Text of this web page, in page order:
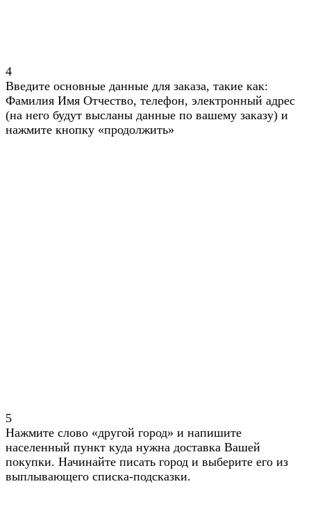
4
Введите основные данные для заказа, такие как:
Фамилия Имя Отчество, телефон, электронный адрес
(на него будут высланы данные по вашему заказу) и
нажмите кнопку «продолжить»
5
Нажмите слово «другой город» и напишите
населенный пункт куда нужна доставка Вашей
покупки. Начинайте писать город и выберите его из
выплывающего списка-подсказки.